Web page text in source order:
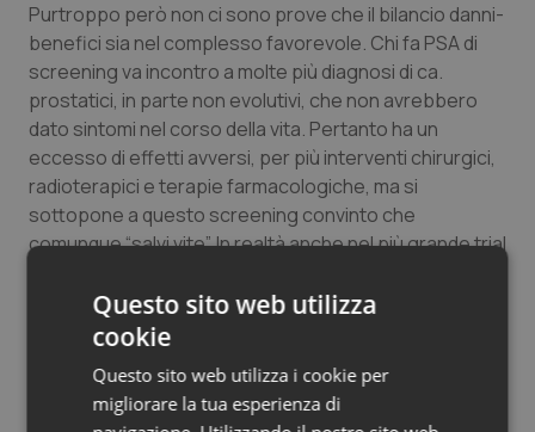
Purtroppo però non ci sono prove che il bilancio danni-
benefici sia nel complesso favorevole. Chi fa PSA di
screening va incontro a molte più diagnosi di ca.
prostatici, in parte non evolutivi, che non avrebbero
dato sintomi nel corso della vita. Pertanto ha un
eccesso di effetti avversi, per più interventi chirurgici,
radioterapici e terapie farmacologiche, ma si
sottopone a questo screening convinto che
comunque “salvi vite”. In realtà anche nel più grande trial
prostatico si sono ridotte in modo significativo (del
21%), la mortalità totale dopo 13 anni di follow-up è la
su questo screening e nella loro metanalisi): dunque
nell’insieme lo screening fa danni netti certi, senza
Questo sito web utilizza
cookie
Questo sito web utilizza i cookie per
migliorare la tua esperienza di